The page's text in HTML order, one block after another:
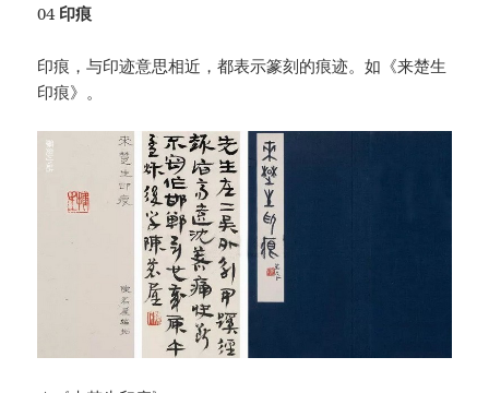
04 印痕
印痕，与印迹意思相近，都表示篆刻的痕迹。如《来楚生
印痕》。